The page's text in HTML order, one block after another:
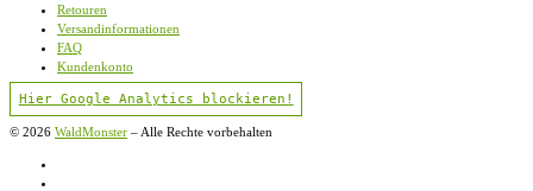
Retouren
Versandinformationen
FAQ
Kundenkonto
Hier Google Analytics blockieren!
© 2026 WaldMonster – Alle Rechte vorbehalten